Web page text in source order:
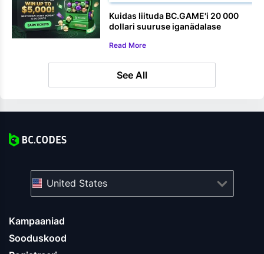
Kuidas liituda BC.GAME'i 20 000
dollari suuruse iganädalase
Read More
See All
Kampaaniad
Sooduskood
United States